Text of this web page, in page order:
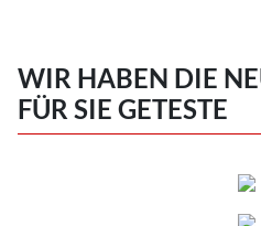
WIR HABEN DIE
FÜR SIE GETESTE